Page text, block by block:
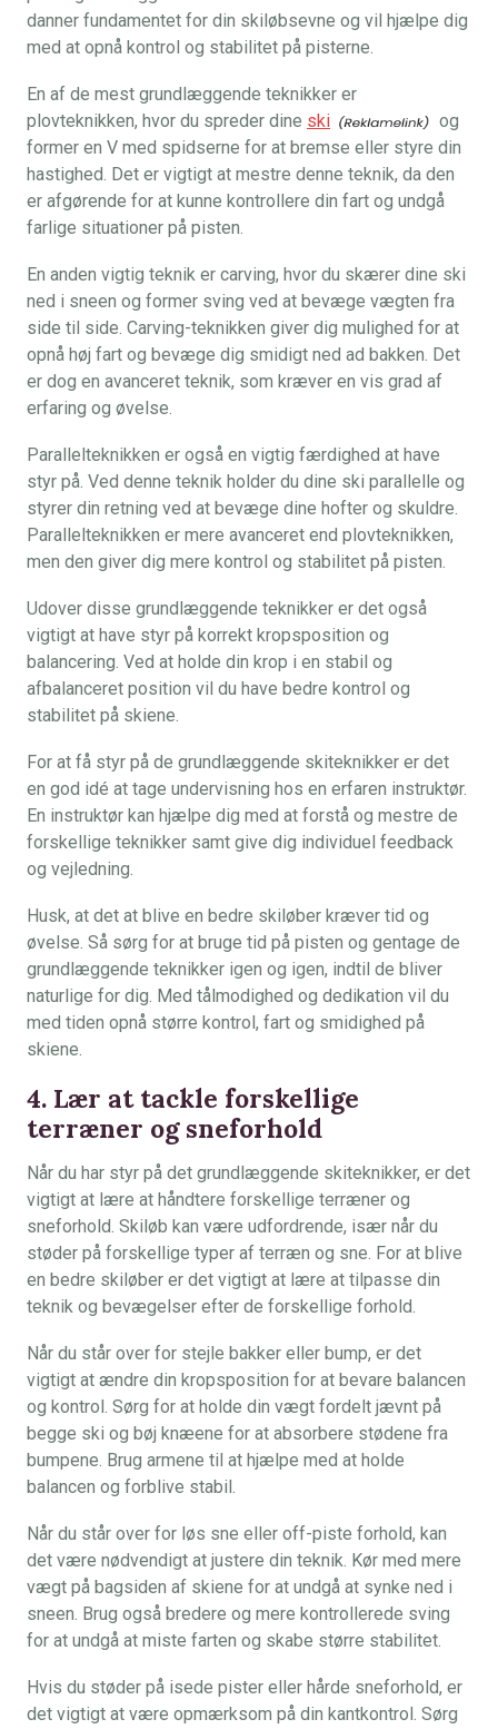
danner fundamentet for din skiløbsevne og vil hjælpe dig
med at opnå kontrol og stabilitet på pisterne.
En af de mest grundlæggende teknikker er
plovteknikken, hvor du spreder dine ski
og
former en V med spidserne for at bremse eller styre din
hastighed. Det er vigtigt at mestre denne teknik, da den
er afgørende for at kunne kontrollere din fart og undgå
farlige situationer på pisten.
En anden vigtig teknik er carving, hvor du skærer dine ski
ned i sneen og former sving ved at bevæge vægten fra
side til side. Carving-teknikken giver dig mulighed for at
opnå høj fart og bevæge dig smidigt ned ad bakken. Det
er dog en avanceret teknik, som kræver en vis grad af
erfaring og øvelse.
Parallelteknikken er også en vigtig færdighed at have
styr på. Ved denne teknik holder du dine ski parallelle og
styrer din retning ved at bevæge dine hofter og skuldre.
Parallelteknikken er mere avanceret end plovteknikken,
men den giver dig mere kontrol og stabilitet på pisten.
Udover disse grundlæggende teknikker er det også
vigtigt at have styr på korrekt kropsposition og
balancering. Ved at holde din krop i en stabil og
afbalanceret position vil du have bedre kontrol og
stabilitet på skiene.
For at få styr på de grundlæggende skiteknikker er det
en god idé at tage undervisning hos en erfaren instruktør.
En instruktør kan hjælpe dig med at forstå og mestre de
forskellige teknikker samt give dig individuel feedback
og vejledning.
Husk, at det at blive en bedre skiløber kræver tid og
øvelse. Så sørg for at bruge tid på pisten og gentage de
grundlæggende teknikker igen og igen, indtil de bliver
naturlige for dig. Med tålmodighed og dedikation vil du
med tiden opnå større kontrol, fart og smidighed på
skiene.
4. Lær at tackle forskellige
terræner og sneforhold
Når du har styr på det grundlæggende skiteknikker, er det
vigtigt at lære at håndtere forskellige terræner og
sneforhold. Skiløb kan være udfordrende, især når du
støder på forskellige typer af terræn og sne. For at blive
en bedre skiløber er det vigtigt at lære at tilpasse din
teknik og bevægelser efter de forskellige forhold.
Når du står over for stejle bakker eller bump, er det
vigtigt at ændre din kropsposition for at bevare balancen
og kontrol. Sørg for at holde din vægt fordelt jævnt på
begge ski og bøj ​​knæene for at absorbere stødene fra
bumpene. Brug armene til at hjælpe med at holde
balancen og forblive stabil.
Når du står over for løs sne eller off-piste forhold, kan
det være nødvendigt at justere din teknik. Kør med mere
vægt på bagsiden af ​​skiene for at undgå at synke ned i
sneen. Brug også bredere og mere kontrollerede sving
for at undgå at miste farten og skabe større stabilitet.
Hvis du støder på isede pister eller hårde sneforhold, er
det vigtigt at være opmærksom på din kantkontrol. Sørg